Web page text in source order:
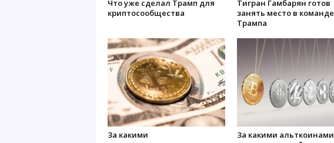
Что уже сделал Трамп для
криптосообщества
Тигран Гамбарян готов
занять место в команде
Трампа
За какими
За какими альткоинами